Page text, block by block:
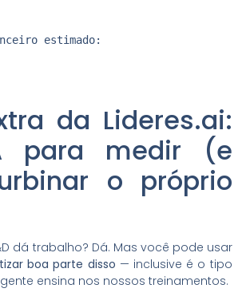
estimado:
da Lideres.ai:
para medir (e
o próprio
dá trabalho? Dá. Mas você pode usar
boa parte disso — inclusive é o tipo
ensina nos nossos treinamentos.